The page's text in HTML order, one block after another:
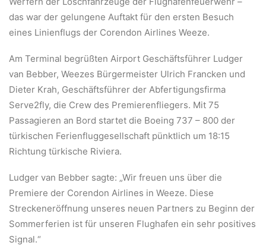
das war der gelungene Auftakt für den ersten Besuch
eines Linienflugs der Corendon Airlines Weeze.
Am Terminal begrüßten Airport Geschäftsführer Ludger
van Bebber, Weezes Bürgermeister Ulrich Francken und
Dieter Krah, Geschäftsführer der Abfertigungsfirma
Serve2fly, die Crew des Premierenfliegers. Mit 75
Passagieren an Bord startet die Boeing 737 – 800 der
türkischen Ferienfluggesellschaft pünktlich um 18:15
Richtung türkische Riviera.
Ludger van Bebber sagte: „Wir freuen uns über die
Premiere der Corendon Airlines in Weeze. Diese
Streckeneröffnung unseres neuen Partners zu Beginn der
Sommerferien ist für unseren Flughafen ein sehr positives
Signal.“